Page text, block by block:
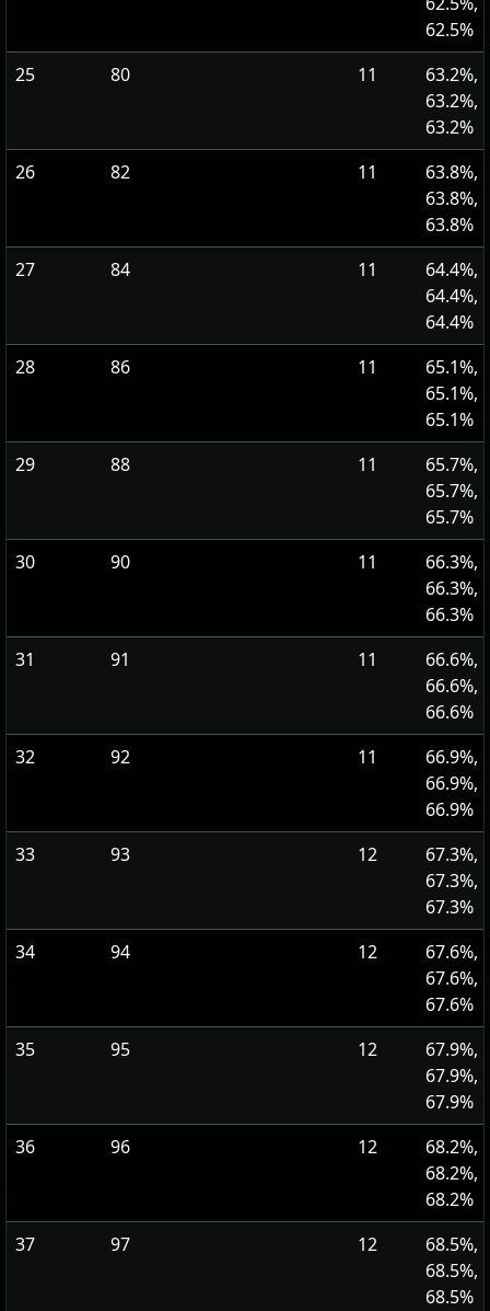
62.5%
25
80 11
63.2%,
63.2%,
63.2%
26
82 11
63.8%,
63.8%,
63.8%
27
84 11
64.4%,
64.4%,
64.4%
28
86 11
65.1%,
65.1%,
65.1%
29
88 11
65.7%,
65.7%,
65.7%
30
90 11
66.3%,
66.3%,
66.3%
31
91 11
66.6%,
66.6%,
66.6%
32
92 11
66.9%,
66.9%,
66.9%
33
93 12
67.3%,
67.3%,
67.3%
34
94 12
67.6%,
67.6%,
67.6%
35
95 12
67.9%,
67.9%,
67.9%
36
96 12
68.2%,
68.2%,
68.2%
37
97 12
68.5%,
68.5%,
68.5%